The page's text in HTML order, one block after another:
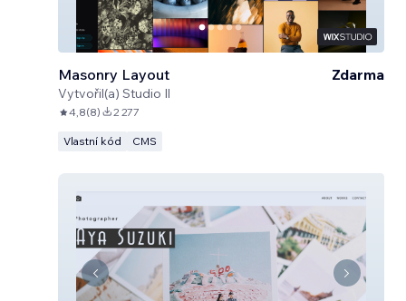
Masonry Layout
Vytvořil(a) Studio Il
Zdarma
4,8(8) 2 277
Vlastní kód CMS